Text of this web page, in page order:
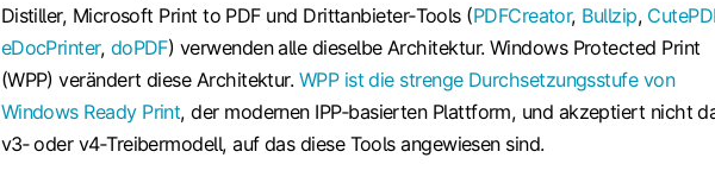
Distiller, Microsoft Print to PDF und Drittanbieter‑Tools (PDFCreator, Bullzip,
eDocPrinter, doPDF) verwenden alle dieselbe Architektur. Windows Protected Print
(WPP) verändert diese Architektur. WPP ist die strenge Durchsetzungsstufe von
Windows Ready Print, der modernen IPP‑basierten Plattform, und akzeptiert nicht
v3‑ oder v4‑Treibermodell, auf das diese Tools angewiesen sind.